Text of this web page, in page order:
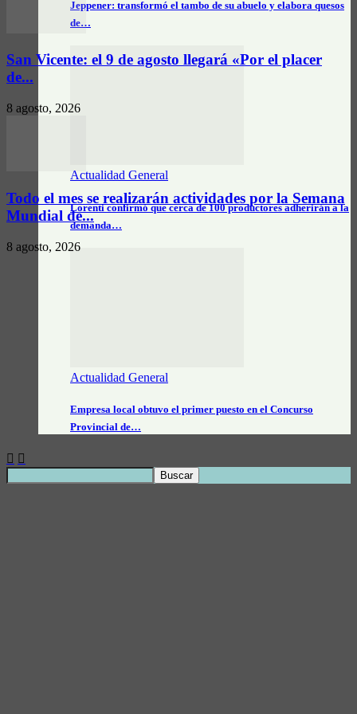
Jeppener: transformó el tambo de su abuelo y elabora quesos
de…
Actualidad General
Lorenti confirmó que cerca de 100 productores adherirán a la
demanda…
Actualidad General
Empresa local obtuvo el primer puesto en el Concurso
Provincial de…
San Vicente: el 9 de agosto llegará «Por el placer
de...
8 agosto, 2026
Todo el mes se realizarán actividades por la Semana
Mundial de...
8 agosto, 2026